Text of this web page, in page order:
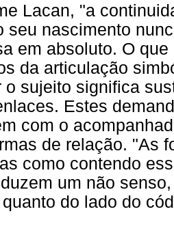
Lacan, "a
seu nascimento
em absoluto. O
da articulação
o sujeito significa
Estes
com o
de relação. "As
como contendo
um não
do lado do